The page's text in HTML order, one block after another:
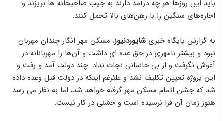
باید این روزها هر چه درآمد دارند به جیب صاحبخانه ها بریزند و
اجاره‌های سنگین را با رهن‌های بالا تحمل کنند.
به گزارش پایگاه خبری شایوردنیوز، مسکن مهر انگار چندان مهربان
نبود و بیشتر نامهری در حق عده ای داشت و آن‌ها را مهربانانه در
آغوش نگرفت و از بی خانمانی نجات نداد. چند دولت آمد و رفت و
این پروژه تعیین تکلیف نشد و علئرغم اینکه در دولت قبل وعده داده
شد که جشن اتمام مسکن مهر گرفته خواهد شد، اما به نظر می رسد
هنوز زمان آن فرا نرسیده است و جشنی در کار نیست.